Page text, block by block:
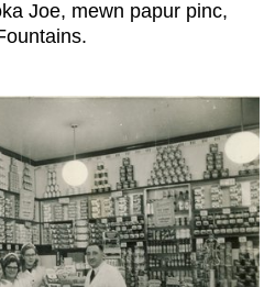
Joe, mewn papur pinc,